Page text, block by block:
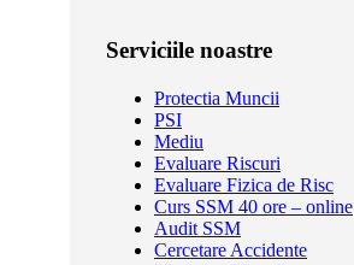
Serviciile noastre
Protectia Muncii
PSI
Mediu
Evaluare Riscuri
Evaluare Fizica de Risc
Curs SSM 40 ore – online
Audit SSM
Cercetare Accidente